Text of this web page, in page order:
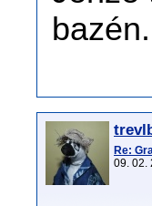
bazén.
Re:
09. 02.